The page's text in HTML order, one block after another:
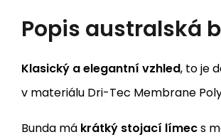
Popis australská
Klasický a elegantní vzhled, to je
v materiálu Dri-Tec Membrane
Bunda má krátký stojací límecs